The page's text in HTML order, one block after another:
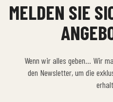
MELDEN SIE
Wenn wir alles geben… Wir
den Newsletter, um die